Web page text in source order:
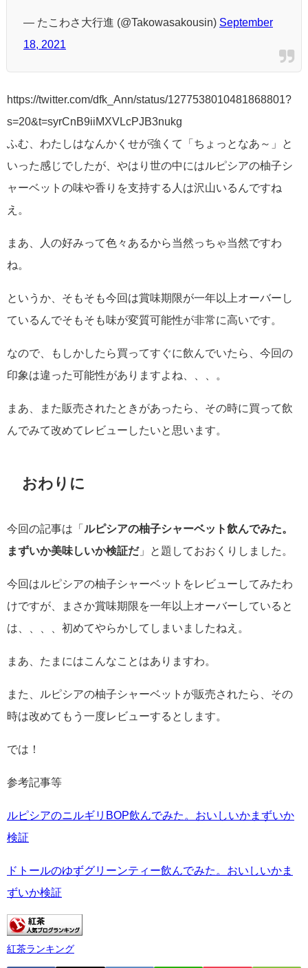
— たこわさ大行進 (@Takowasakousin) September
18, 2021
https://twitter.com/dfk_Ann/status/1277538010481868801?
s=20&t=syrCnB9iiMXVLcPJB3nukg
ふむ、わたしはなんかくせが強くて「ちょっとなあ～」と
いった感じでしたが、やはり世の中にはルピシアの柚子シ
ャーベットの味や香りを支持する人は沢山いるんですね
え。
まあ、人の好みって色々あるから当然っちゃ当然ですわ
ね。
というか、そもそも今回は賞味期限が一年以上オーバーし
ているんでそもそも味が変質可能性が非常に高いです。
なので、もしかしたら買ってすぐに飲んでいたら、今回の
印象は違った可能性がありますよね、、、。
まあ、また販売されたときがあったら、その時に買って飲
んでみて改めてレビューしたいと思います。
おわりに
今回の記事は「 ルピシアの柚子シャーベット飲んでみた。
まずいか美味しいか検証だ」と題しておおくりしました。
今回はルピシアの柚子シャーベットをレビューしてみたわ
けですが、まさか賞味期限を一年以上オーバーしていると
は、、、、初めてやらかしてしまいましたねえ。
まあ、たまにはこんなことはありますわ。
また、ルピシアの柚子シャーベットが販売されたら、その
時は改めてもう一度レビューするとします。
では！
参考記事等
ルピシアのニルギリBOP飲んでみた。おいしいかまずいか
検証
ドトールのゆずグリーンティー飲んでみた。おいしいかま
ずいか検証
紅茶ランキング